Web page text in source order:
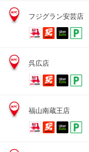
フジグラン安芸店
呉広店
福山南蔵王店